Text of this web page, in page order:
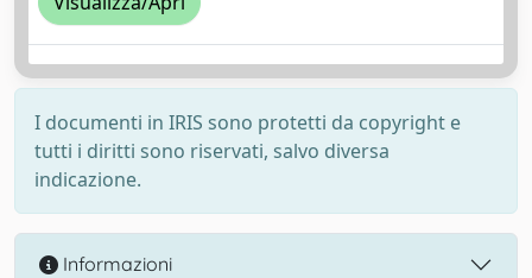
I documenti in IRIS sono protetti da copyright e
tutti i diritti sono riservati, salvo diversa
indicazione.
Informazioni